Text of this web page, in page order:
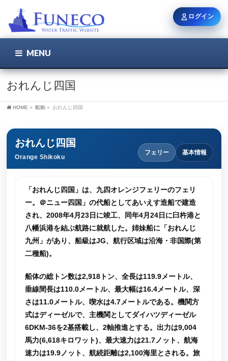
MENU
おれんじ四国
HOME » 船舶 » おれんじ四国
おれんじ四国
Orange Shikoku
フェリー 基本情報
「おれんじ四国」は、九四オレンジフェリーのフェリ
ー。＠ニュー四国」の代船としてあいえす造船で建造
され、2008年4月23日に竣工、同年4月24日に臼杵港と
八幡浜港を結ぶ航路に就航した。姉妹船に「おれんじ
九州」があり、船級はJG、航行区域は沿海・非国際(第
二種船)。
船体の総トン数は2,918トン、全長は119.9メートル、
垂線間長は110.0メートル、最大幅は16.4メートル、深
さは11.0メートル、喫水は4.7メートルである。機関方
式はディーゼルで、主機関としてダイハツディーゼル
6DKM-36を2基搭載し、2軸推進とする。出力は9,004
馬力(6,618キロワット)、最大速力は21.7ノット、航海
速力は19.9ノット、航続距離は2,100海里とされる。旅
ログイン
ユーザー名 / メール
ログイン状態を保持
新規登録 パスワードを忘れた方